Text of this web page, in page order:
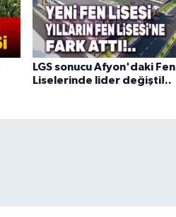
LGS sonucu Afyon'daki Fen
Liselerinde lider değişti!..